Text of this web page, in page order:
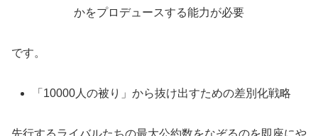
かをプロデュースする能力が必要
です。
「10000人の被り」から抜け出すための差別化戦略
先行するライバルたちの最大公約数をなぞるのを即座にや